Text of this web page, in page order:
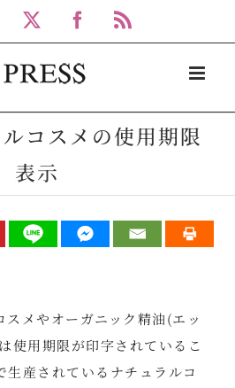
YouTube Facebook
コスメの使用期限
表示
メやオーガニック精油(エッ
使用期限が印字されているこ
生産されているナチュラルコ